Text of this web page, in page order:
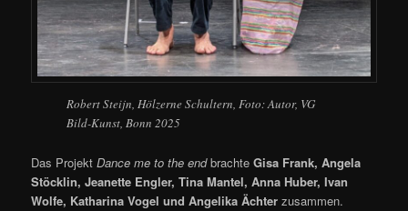
Robert Steijn, Hölzerne Schultern, Foto: Autor, VG
Bild-Kunst, Bonn 2025
Das ProjektDance me to the endbrachteGisa Frank, Angela
Stöcklin, Jeanette Engler, Tina Mantel, Anna Huber, Ivan
Wolfe, Katharina Vogel und Angelika Ächter zusammen.